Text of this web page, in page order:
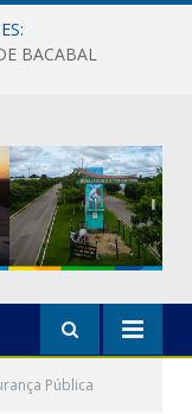
BACABAL
Pública